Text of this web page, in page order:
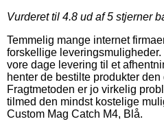
Vurderet til 4.8 ud af 5 stjerner
Temmelig mange internet
forskellige
vore dage levering til et
henter de bestilte produkter
Fragtmetoden er jo virkelig
tilmed den mindst kostelige
Custom Mag Catch M4, Blå.